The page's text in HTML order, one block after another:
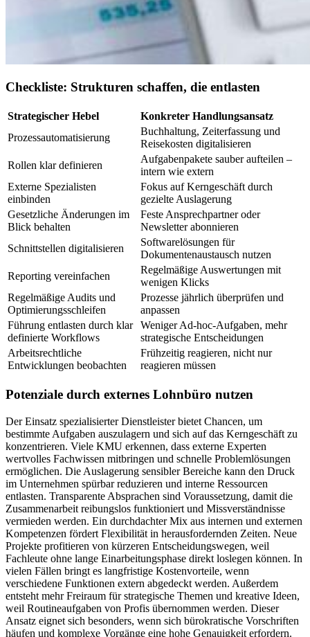
Checkliste: Strukturen schaffen, die entlasten
Strategischer Hebel
Konkreter Handlungsansatz
Prozessautomatisierung
Buchhaltung, Zeiterfassung und
Reisekosten digitalisieren
Rollen klar definieren
Aufgabenpakete sauber aufteilen –
intern wie extern
Externe Spezialisten
einbinden
Fokus auf Kerngeschäft durch
gezielte Auslagerung
Gesetzliche Änderungen im
Blick behalten
Feste Ansprechpartner oder
Newsletter abonnieren
Schnittstellen digitalisieren
Softwarelösungen für
Dokumentenaustausch nutzen
Reporting vereinfachen
Regelmäßige Auswertungen mit
wenigen Klicks
Regelmäßige Audits und
Optimierungsschleifen
Prozesse jährlich überprüfen und
anpassen
Führung entlasten durch klar
definierte Workflows
Weniger Ad-hoc-Aufgaben, mehr
strategische Entscheidungen
Arbeitsrechtliche
Entwicklungen beobachten
Frühzeitig reagieren, nicht nur
reagieren müssen
Potenziale durch externes Lohnbüro nutzen
Der Einsatz spezialisierter Dienstleister bietet Chancen, um
bestimmte Aufgaben auszulagern und sich auf das Kerngeschäft zu
konzentrieren. Viele KMU erkennen, dass externe Experten
wertvolles Fachwissen mitbringen und schnelle Problemlösungen
ermöglichen. Die Auslagerung sensibler Bereiche kann den Druck
im Unternehmen spürbar reduzieren und interne Ressourcen
entlasten. Transparente Absprachen sind Voraussetzung, damit die
Zusammenarbeit reibungslos funktioniert und Missverständnisse
vermieden werden. Ein durchdachter Mix aus internen und externen
Kompetenzen fördert Flexibilität in herausfordernden Zeiten. Neue
Projekte profitieren von kürzeren Entscheidungswegen, weil
Fachleute ohne lange Einarbeitungsphase direkt loslegen können. In
vielen Fällen bringt es langfristige Kostenvorteile, wenn
verschiedene Funktionen extern abgedeckt werden. Außerdem
entsteht mehr Freiraum für strategische Themen und kreative Ideen,
weil Routineaufgaben von Profis übernommen werden. Dieser
Ansatz eignet sich besonders, wenn sich bürokratische Vorschriften
häufen und komplexe Vorgänge eine hohe Genauigkeit erfordern.